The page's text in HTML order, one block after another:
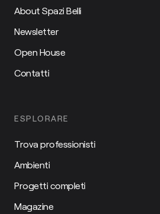
About Spazi Belli
Newsletter
Open House
Contatti
ESPLORARE
Trova professionisti
Ambienti
Progetti completi
Magazine